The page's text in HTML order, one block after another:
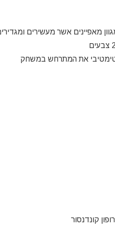
את המתרחש במשחק